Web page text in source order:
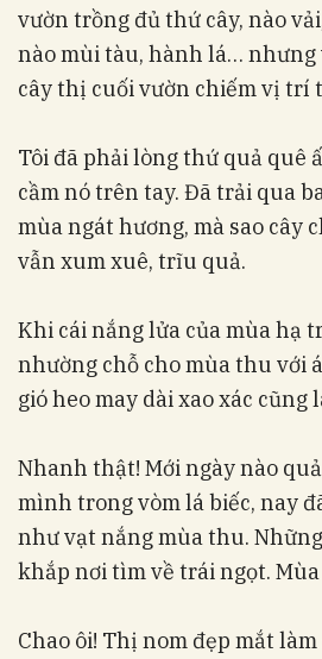
vườn trồng đủ thứ cây, nào
nào mùi tàu, hành lá… nhưng
cây thị cuối vườn chiếm vị trí
Tôi đã phải lòng thứ quả quê
cầm nó trên tay. Đã trải qua
mùa ngát hương, mà sao cây
vẫn xum xuê, trĩu quả.
Khi cái nắng lửa của mùa hạ
nhường chỗ cho mùa thu với
gió heo may dài xao xác cũng
Nhanh thật! Mới ngày nào
mình trong vòm lá biếc, nay
như vạt nắng mùa thu.
khắp nơi tìm về trái ngọt.
Chao ôi! Thị nom đẹp mắt